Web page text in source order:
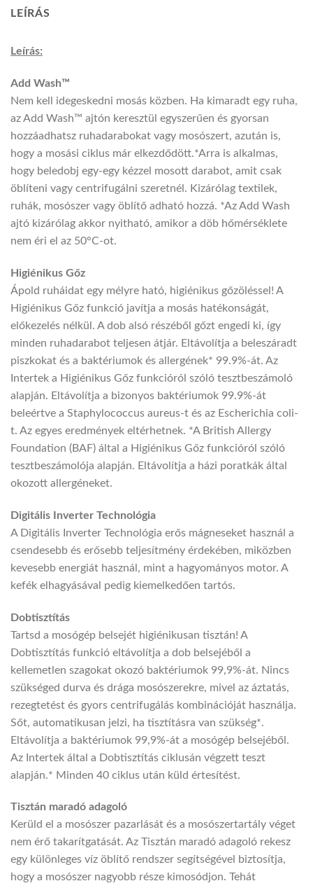
LEÍRÁS
Leírás:
Add Wash™
Nem kell idegeskedni mosás közben. Ha kimaradt egy ruha,
az Add Wash™ ajtón keresztül egyszerűen és gyorsan
hozzáadhatsz ruhadarabokat vagy mosószert, azután is,
hogy a mosási ciklus már elkezdődött.*Arra is alkalmas,
hogy beledobj egy-egy kézzel mosott darabot, amit csak
öblíteni vagy centrifugálni szeretnél. Kizárólag textilek,
ruhák, mosószer vagy öblítő adható hozzá. *Az Add Wash
ajtó kizárólag akkor nyitható, amikor a döb hőmérséklete
nem éri el az 50°C-ot.
Higiénikus Gőz
Ápold ruháidat egy mélyre ható, higiénikus gőzöléssel! A
Higiénikus Gőz funkció javítja a mosás hatékonságát,
előkezelés nélkül. A dob alsó részéből gőzt engedi ki, így
minden ruhadarabot teljesen átjár. Eltávolítja a beleszáradt
piszkokat és a baktériumok és allergének* 99.9%-át. Az
Intertek a Higiénikus Gőz funkcióról szóló tesztbeszámoló
alapján. Eltávolítja a bizonyos baktériumok 99.9%-át
beleértve a Staphylococcus aureus-t és az Escherichia coli-
t. Az egyes eredmények eltérhetnek. *A British Allergy
Foundation (BAF) által a Higiénikus Gőz funkcióról szóló
tesztbeszámolója alapján. Eltávolítja a házi poratkák által
okozott allergéneket.
Digitális Inverter Technológia
A Digitális Inverter Technológia erős mágneseket használ a
csendesebb és erősebb teljesítmény érdekében, miközben
kevesebb energiát használ, mint a hagyományos motor. A
kefék elhagyásával pedig kiemelkedően tartós.
Dobtisztítás
Tartsd a mosógép belsejét higiénikusan tisztán! A
Dobtisztítás funkció eltávolítja a dob belsejéből a
kellemetlen szagokat okozó baktériumok 99,9%-át. Nincs
szükséged durva és drága mosószerekre, mivel az áztatás,
rezegtetést és gyors centrifugálás kombinációját használja.
Sőt, automatikusan jelzi, ha tisztításra van szükség*.
Eltávolítja a baktériumok 99,9%-át a mosógép belsejéből.
Az Intertek által a Dobtisztítás ciklusán végzett teszt
alapján.* Minden 40 ciklus után küld értesítést.
Tisztán maradó adagoló
Kerüld el a mosószer pazarlását és a mosószertartály véget
nem érő takarítgatását. Az Tisztán maradó adagoló rekesz
egy különleges víz öblítő rendszer segítségével biztosítja,
hogy a mosószer nagyobb része kimosódjon. Tehát